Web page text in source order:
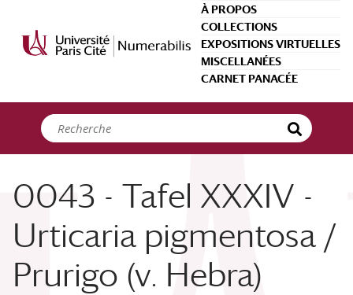
À PROPOS
COLLECTIONS
EXPOSITIONS VIRTUELLES
MISCELLANÉES
CARNET PANACÉE
0043 - Tafel XXXIV -
Urticaria pigmentosa /
Prurigo (v. Hebra)